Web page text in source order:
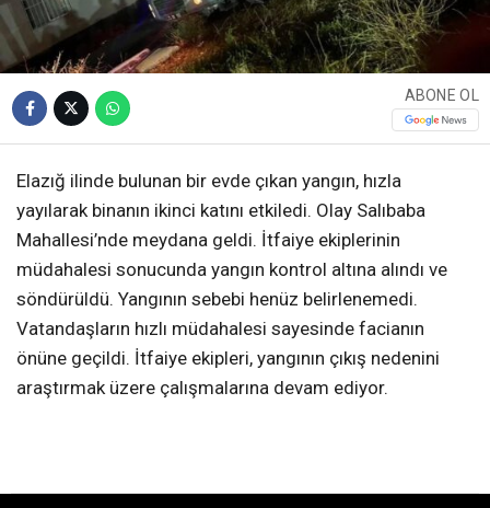
ABONE OL
Elazığ ilinde bulunan bir evde çıkan yangın, hızla
yayılarak binanın ikinci katını etkiledi. Olay Salıbaba
Mahallesi’nde meydana geldi. İtfaiye ekiplerinin
müdahalesi sonucunda yangın kontrol altına alındı ve
söndürüldü. Yangının sebebi henüz belirlenemedi.
Vatandaşların hızlı müdahalesi sayesinde facianın
önüne geçildi. İtfaiye ekipleri, yangının çıkış nedenini
araştırmak üzere çalışmalarına devam ediyor.